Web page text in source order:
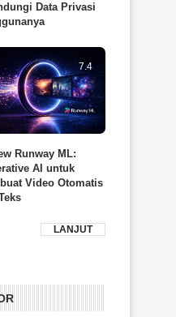
Data Privasi
7.4
Runway ML:
AI untuk
Video Otomatis
LANJUT